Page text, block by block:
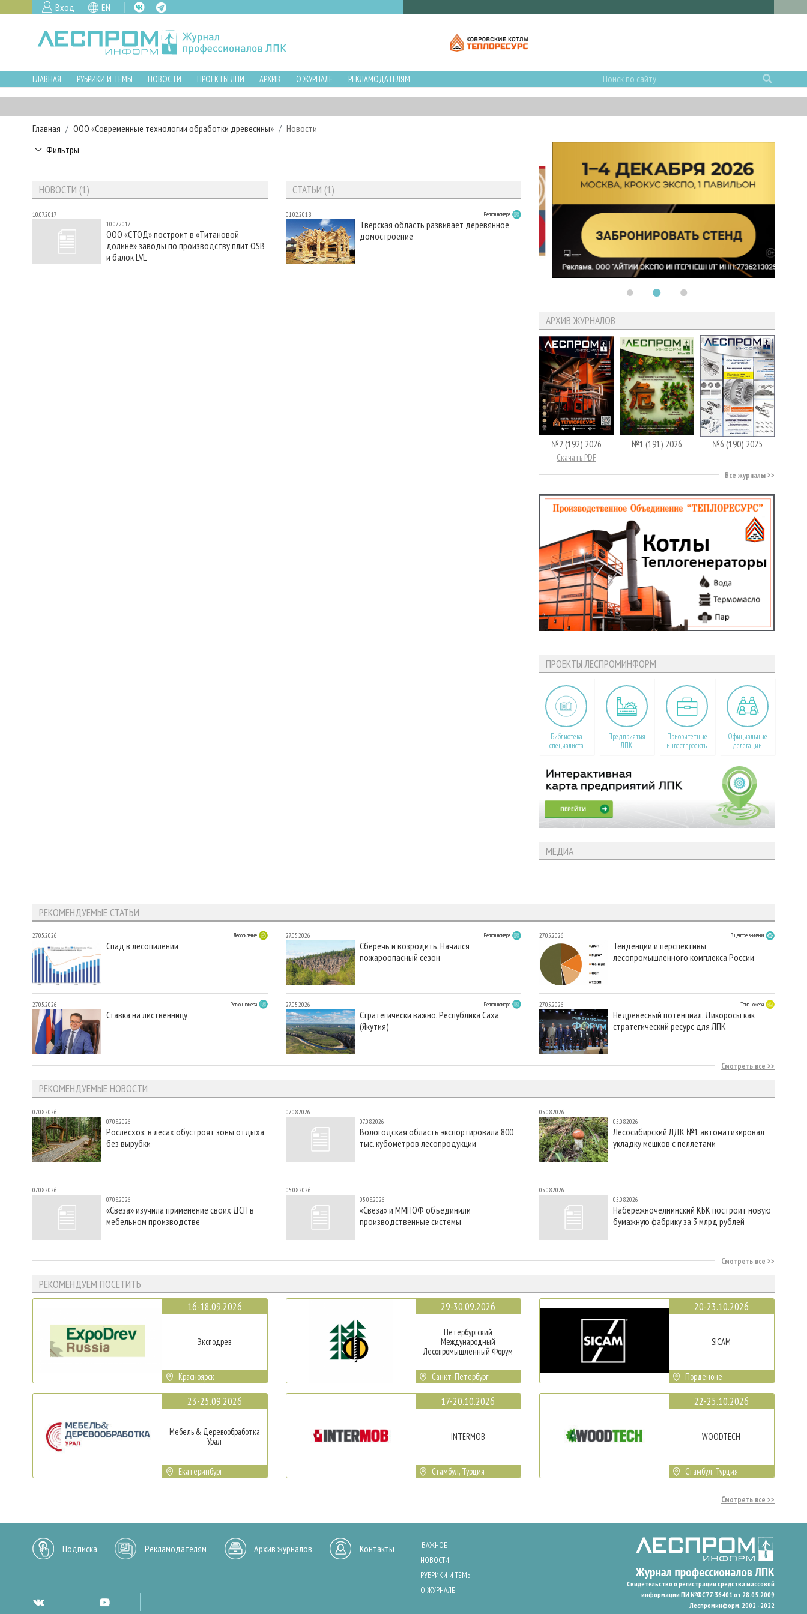
Вход EN
ГЛАВНАЯ РУБРИКИ И ТЕМЫ НОВОСТИ ПРОЕКТЫ ЛПИ АРХИВ О ЖУРНАЛЕ РЕКЛАМОДАТЕЛЯМ
Главная ООО «Современные технологии обработки древесины»
Новости
Фильтры
НОВОСТИ (1)
10.07.2017
10.07.2017
ООО «СТОД» построит в «Титановой
долине» заводы по производству плит OSB
и балок LVL
СТАТЬИ (1)
01.02.2018 Регион номера
Тверская область развивает деревянное
домостроение
АРХИВ ЖУРНАЛОВ
№2 (192) 2026
Скачать PDF
№1 (191) 2026 №6 (190) 2025
Все журналы
ПРОЕКТЫ ЛЕСПРОМИНФОРМ
Библиотека
специалиста
Предприятия
ЛПК
Приоритетные
инвестпроекты
Официальные
делегации
МЕДИА
РЕКОМЕНДУЕМЫЕ СТАТЬИ
27.05.2026 Лесопиление
Спад в лесопилении
27.05.2026 Регион номера
Ставка на лиственницу
27.05.2026 Регион номера
Сберечь и возродить. Начался
пожароопасный сезон
27.05.2026 Регион номера
Стратегически важно. Республика Саха
(Якутия)
27.05.2026 В центре внимания
Тенденции и перспективы
лесопромышленного комплекса России
27.05.2026 Тема номера
Недревесный потенциал. Дикоросы как
стратегический ресурс для ЛПК
Смотреть все
РЕКОМЕНДУЕМЫЕ НОВОСТИ
07.08.2026
07.08.2026
Рослесхоз: в лесах обустроят зоны отдыха
без вырубки
07.08.2026
07.08.2026
«Свеза» изучила применение своих ДСП в
мебельном производстве
07.08.2026
07.08.2026
Вологодская область экспортировала 800
тыс. кубометров лесопродукции
05.08.2026
05.08.2026
«Свеза» и ММПОФ объединили
производственные системы
05.08.2026
05.08.2026
Лесосибирский ЛДК №1 автоматизировал
укладку мешков с пеллетами
05.08.2026
05.08.2026
Набережночелнинский КБК построит новую
бумажную фабрику за 3 млрд рублей
Смотреть все
РЕКОМЕНДУЕМ ПОСЕТИТЬ
16-18.09.2026
Эксподрев
Красноярск
23-25.09.2026
Мебель & Деревообработка
Урал
Екатеринбург
29-30.09.2026
Петербургский
Международный
Лесопромышленный Форум
Санкт-Петербург
17-20.10.2026
INTERMOB
Стамбул, Турция
20-23.10.2026
SICAM
Порденоне
22-25.10.2026
WOODTECH
Стамбул, Турция
Смотреть все
Подписка Рекламодателям Архив журналов Контакты
ВАЖНОЕ
НОВОСТИ
РУБРИКИ И ТЕМЫ
О ЖУРНАЛЕ
Свидетельство о регистрации средства массовой
информации ПИ №ФС77-36401 от 28.05.2009
Леспроминформ. 2002 - 2022